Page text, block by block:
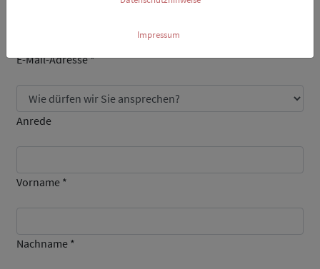
Impressum
E-Mail-Adresse *
Anrede
Vorname *
Nachname *